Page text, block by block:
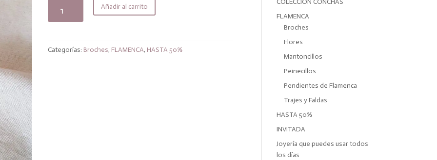
era: es:
hormiga
Añadir al carrito
Categorías: Broches, FLAMENCA, HASTA 50%
COLECCIÓN CONCHAS
FLAMENCA
Broches
Flores
Mantoncillos
Peinecillos
Pendientes de Flamenca
Trajes y Faldas
HASTA 50%
INVITADA
Joyería que puedes usar todos
los días